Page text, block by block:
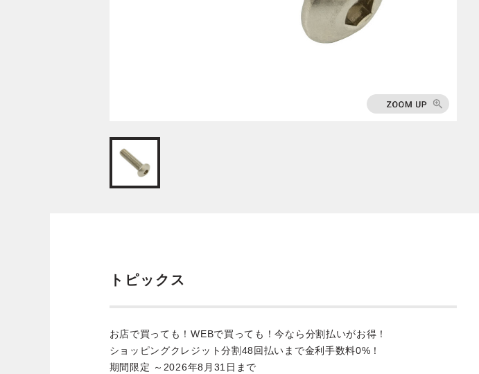
トピックス
お店で買っても！WEBで買っても！今なら分割払いがお得！
ショッピングクレジット分割48回払いまで金利手数料0%！
期間限定 ～2026年8月31日まで